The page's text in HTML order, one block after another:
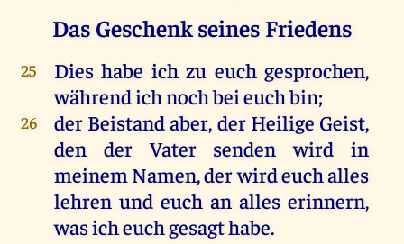
Das Geschenk seines Friedens
25 Dies habe ich zu euch gesprochen,
währendichnochbeieuchbin;
26 der Beistandaber, der Heilige Geist,
den
der Vater senden wird
in
meinem Namen,derwirdeuchalles
lehren und euch an alles erinnern,
wasicheuchgesagthabe.